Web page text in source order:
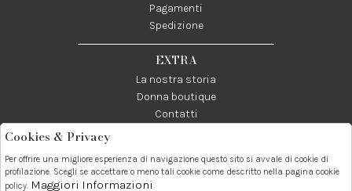
Pagamenti
Spedizione
EXTRA
La nostra storia
Donna boutique
Contatti
Telefono:
089237858
Whatsapp:
3338855601
Contatti:
info@donna1981.it
Cookies & Privacy
Per offrire una migliore esperienza di navigazione questo sito si avvale di cookie di
profilazione. Scegli se accettare o meno tali cookie come descritto nella pagina cookie
policy. Maggiori Informazioni